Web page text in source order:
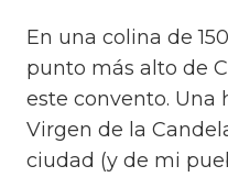
En una colina de
punto más alto de
este convento. Una
Virgen de la
ciudad (y de mi